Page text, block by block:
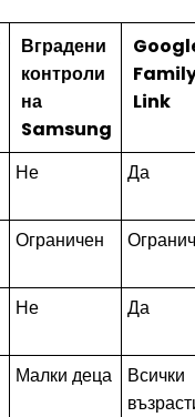
Вградени
контроли
на
Samsung
Link
Не Да
Ограничен
Не Да
Малки деца
Всички